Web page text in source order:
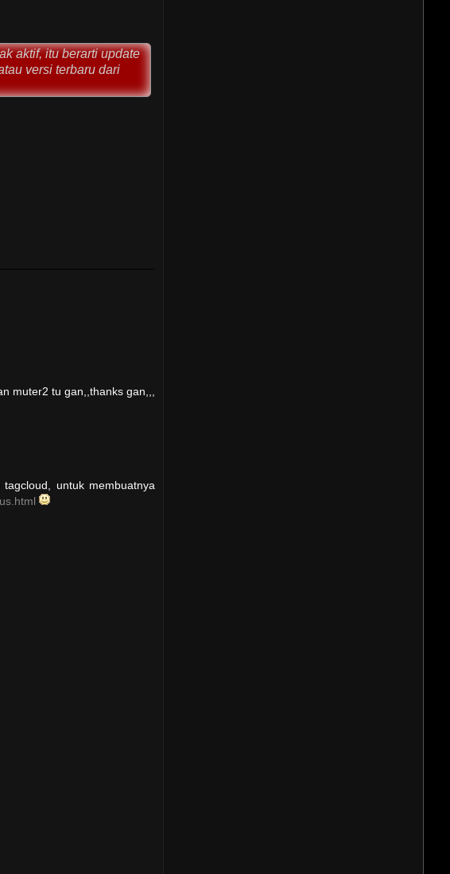
aktif, itu berarti update
versi terbaru dari
muter2 tu gan,,thanks gan,,,
untuk membuatnya